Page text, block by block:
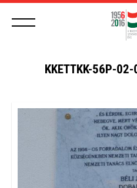
KKETTKK-56P-